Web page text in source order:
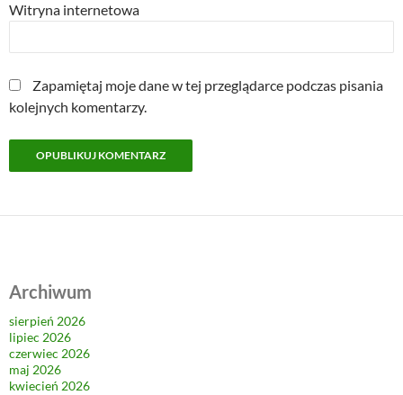
Witryna internetowa
Zapamiętaj moje dane w tej przeglądarce podczas pisania
kolejnych komentarzy.
Archiwum
sierpień 2026
lipiec 2026
czerwiec 2026
maj 2026
kwiecień 2026